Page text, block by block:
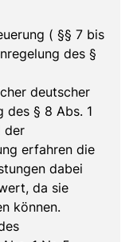
( §§ 7 bis
des §
deutscher
des § 8 Abs. 1
der
erfahren die
dabei
da sie
können.